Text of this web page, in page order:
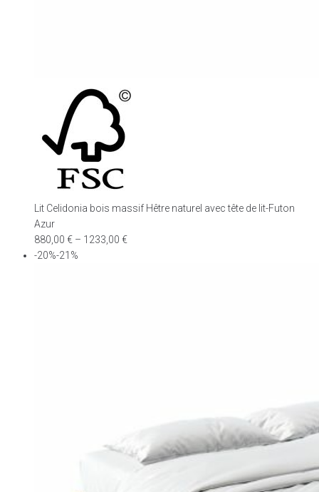
Lit Celidonia bois massif Hêtre naturel avec tête de lit-Futon
Azur
880,00 € – 1233,00 €
-20%-21%